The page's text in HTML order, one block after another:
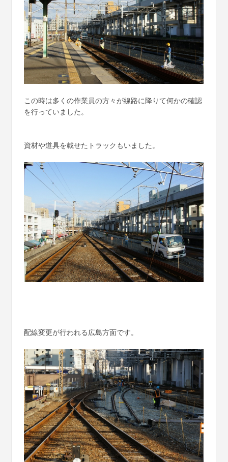
この時は多くの作業員の方々が線路に降りて何かの確認
を行っていました。
資材や道具を載せたトラックもいました。
配線変更が行われる広島方面です。